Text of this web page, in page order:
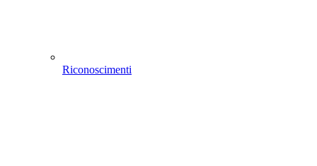
Riconoscimenti